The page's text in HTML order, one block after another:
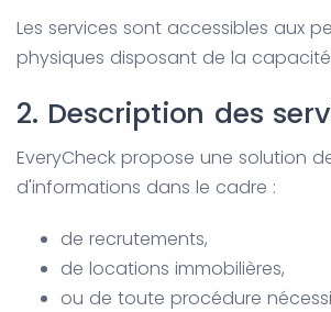
Les services sont accessibles aux
physiques disposant de la
2. Description des
EveryCheck propose une solution
d'informations dans le cadre :
de recrutements,
de locations immobilières,
ou de toute procédure